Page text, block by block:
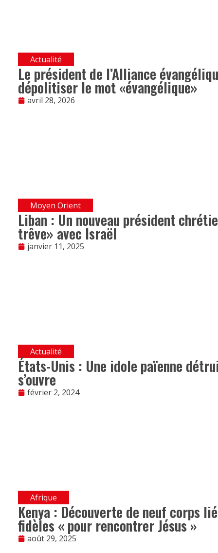
Actualité
Le président de l’Alliance
dépolitiser le mot «évangélique»
avril 28, 2026
Moyen Orient
Liban : Un nouveau président
trêve» avec Israël
janvier 11, 2025
Actualité
États-Unis : Une idole païenne
s’ouvre
février 2, 2024
Afrique
Kenya : Découverte de neuf corps
fidèles « pour rencontrer Jésus »
août 29, 2025